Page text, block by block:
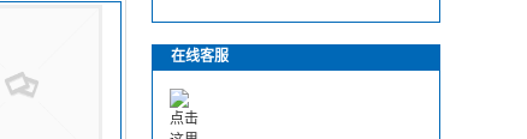
在线客服